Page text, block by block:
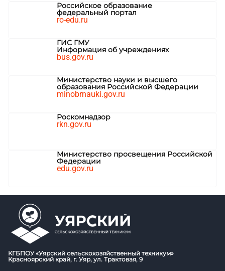
Российское образование
федеральный портал
ro-edu.ru
ГИС ГМУ
Информация об учреждениях
bus.gov.ru
Министерство науки и высшего
образования Российской Федерации
minobrnauki.gov.ru
Роскомнадзор
rkn.gov.ru
Министерство просвещения Российской
Федерации
edu.gov.ru
КГБПОУ «Уярский сельскохозяйственный техникум»
Красноярский край, г. Уяр, ул. Трактовая, 9